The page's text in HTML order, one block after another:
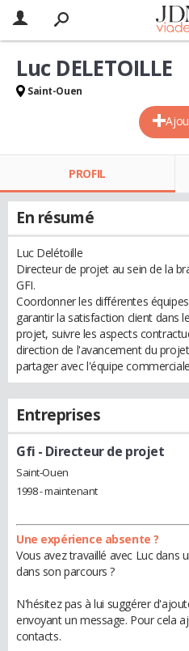
Luc DELETOILLE
Saint-Ouen
PROFIL
En résumé
Luc Delétoille
Directeur de projet au sein de la
GFI.
Coordonner les différentes
garantir la satisfaction client dans
projet, suivre les aspects
direction de l'avancement du
partager avec l'équipe
Entreprises
Gfi - Directeur de projet
Saint-Ouen
1998 - maintenant
Une expérience absente ?
Vous avez travaillé avec Luc dans
dans son parcours ?
N'hésitez pas à lui suggérer
envoyant un message. Pour cela
contacts.